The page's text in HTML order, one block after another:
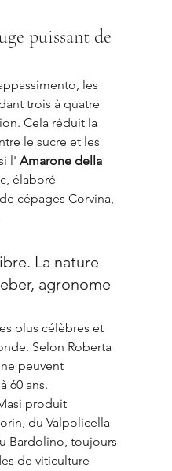
puissant de
les
trois à quatre
Cela réduit la
le sucre et les
l' Amarone della
élaboré
cépages Corvina,
La nature
agronome
plus célèbres et
Selon Roberta
peuvent
60 ans.
produit
du Valpolicella
Bardolino, toujours
de viticulture